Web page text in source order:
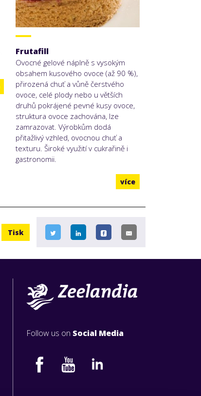
Frutafill
Ovocné gelové náplně s vysokým
obsahem kusového ovoce (až 90 %),
přirozená chuť a vůně čerstvého
ovoce, celé plody nebo u větších
druhů pokrájené pevné kusy ovoce,
struktura ovoce zachována, lze
zamrazovat. Výrobkům dodá
přitažlivý vzhled, ovocnou chuť a
texturu. Široké využití v cukrařině i
gastronomii.
více
Tisk
Follow us on Social Media